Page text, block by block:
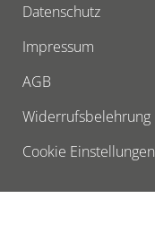
Datenschutz
Impressum
AGB
Widerrufsbelehrung
Cookie Einstellungen